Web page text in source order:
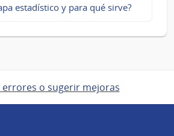
estadístico y para qué sirve?
o sugerir mejoras